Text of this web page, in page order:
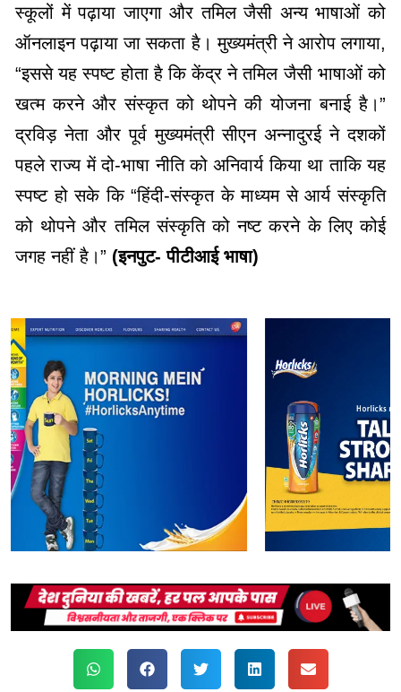
स्कूलों में पढ़ाया जाएगा और तमिल जैसी अन्य भाषाओं को
ऑनलाइन पढ़ाया जा सकता है। मुख्यमंत्री ने आरोप लगाया,
“इससे यह स्पष्ट होता है कि केंद्र ने तमिल जैसी भाषाओं को
खत्म करने और संस्कृत को थोपने की योजना बनाई है।”
द्रविड़ नेता और पूर्व मुख्यमंत्री सीएन अन्नादुरई ने दशकों
पहले राज्य में दो-भाषा नीति को अनिवार्य किया था ताकि यह
स्पष्ट हो सके कि “हिंदी-संस्कृत के माध्यम से आर्य संस्कृति
को थोपने और तमिल संस्कृति को नष्ट करने के लिए कोई
जगह नहीं है।” (इनपुट- पीटीआई भाषा)